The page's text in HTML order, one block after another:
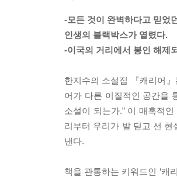
-모든 것이 완벽하다고 믿었
인생의 블랙박스가 열렸다.
-이국의 거리에서 봉인 해제
한지수의 소설집 『캐리어
어가 다른 이질적인 공간을
소설이 되는가.” 이 매혹적
리부터 우리가 발 딛고 선
낸다.
책을 관통하는 키워드인 ‘캐